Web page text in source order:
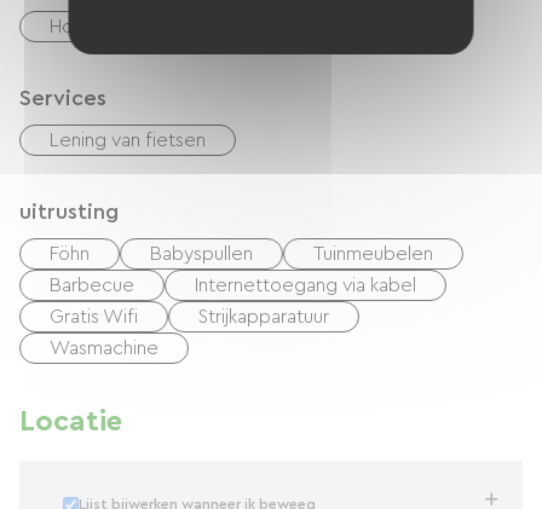
Houtkachel
Services
Lening van fietsen
uitrusting
Föhn Babyspullen
Tuinmeubelen
Barbecue
Internettoegang via kabel
Gratis Wifi
Strijkapparatuur
Wasmachine
Locatie
Lijst bijwerken wanneer ik beweeg